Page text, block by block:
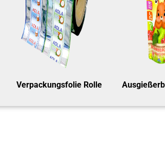
Verpackungsfolie Rolle